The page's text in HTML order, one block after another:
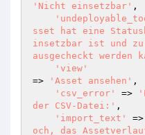
'Nicht einsetzbar' ,
sset hat eine
insetzbar ist und
ausgecheckt werden
'view'
=>
'Asset ansehen' ,
'csv_error'
=>
der CSV-Datei:' ,
'import_text'
=>
och, das